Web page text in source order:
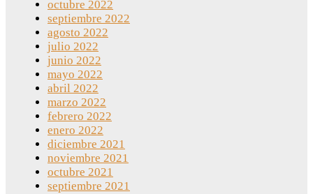
octubre 2022
septiembre 2022
agosto 2022
julio 2022
junio 2022
mayo 2022
abril 2022
marzo 2022
febrero 2022
enero 2022
diciembre 2021
noviembre 2021
octubre 2021
septiembre 2021